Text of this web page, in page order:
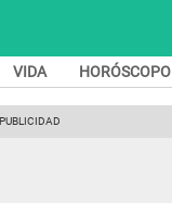
VIDA HORÓSCOPO